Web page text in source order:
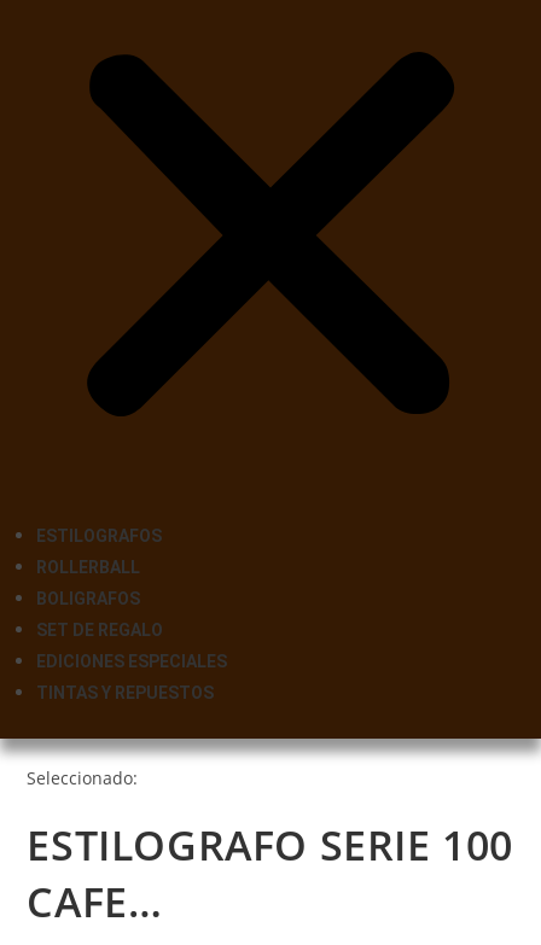
ESTILOGRAFOS
ROLLERBALL
BOLIGRAFOS
SET DE REGALO
EDICIONES ESPECIALES
TINTAS Y REPUESTOS
Seleccionado:
ESTILOGRAFO SERIE 100
CAFE…